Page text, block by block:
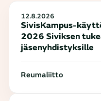
12.8.2026
SivisKampus-
2026 Siviksen
jäsenyhdistyksille
Reumaliitto